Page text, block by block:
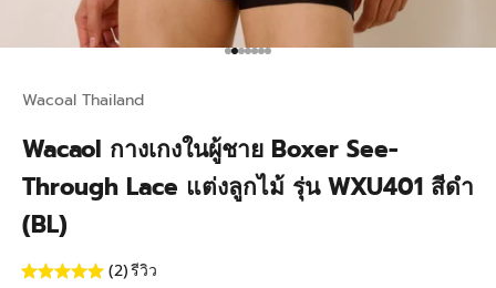
Go to item 1
Go to item 2
Go to item 3
Go to item 4
Go to item 5
Go to item 6
Go to item 7
Wacoal Thailand
Wacaol กางเกงในผู้ชาย Boxer See-
Through Lace แต่งลูกไม้ รุ่น WXU401 สีดำ
(BL)
(2)รีวิว